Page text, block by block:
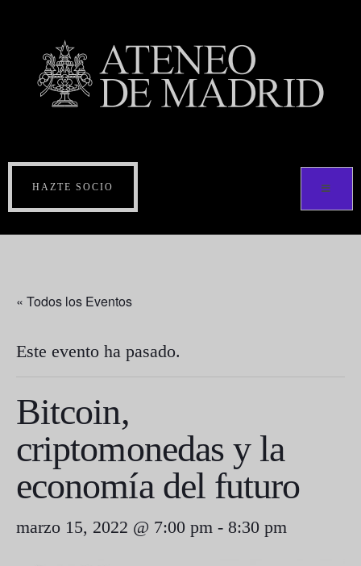
HAZTE SOCIO
« Todos los Eventos
Este evento ha pasado.
Bitcoin,
criptomonedas y la
economía del futuro
marzo 15, 2022 @ 7:00 pm - 8:30 pm